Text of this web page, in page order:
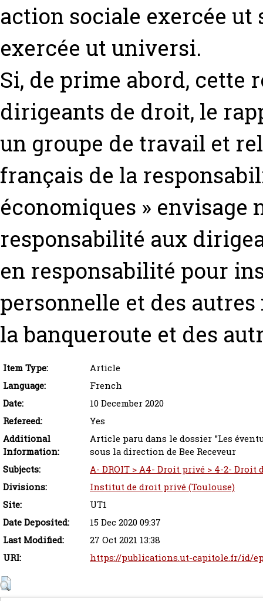
action sociale exercée ut
exercée ut universi.
Si, de prime abord, cette
dirigeants de droit, le
un groupe de travail et
français de la
économiques » envisage
responsabilité aux
en responsabilité pour
personnelle et des
la banqueroute et des
Item Type:
Article
Language:
French
Date:
10 December 2020
Refereed:
Yes
Additional
Information:
Article paru dans le dossier "Les
sous la direction de Bee Receveur
Subjects:
A- DROIT > A4- Droit privé > 4-2-
Divisions:
Institut de droit privé (Toulouse)
Site:
UT1
Date Deposited:
15 Dec 2020 09:37
Last Modified:
27 Oct 2021 13:38
URI:
https://publications.ut-capitole.fr/id/